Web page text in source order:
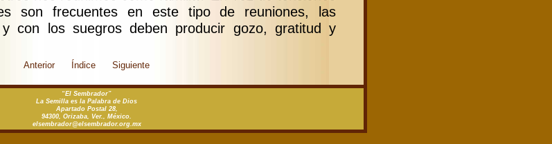
son frecuentes en este tipo de reuniones, las
con los suegros deben producir gozo, gratitud y
Anterior Índice Siguiente
“El Sembrador”
La Semilla es la Palabra de Dios
Apartado Postal 28,
94300, Orizaba, Ver., México.
xm.gro.rodarbmesle@rodarbmesle